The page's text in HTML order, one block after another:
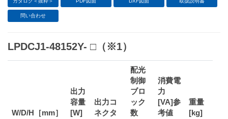
問い合わせ
LPDCJ1-48152Y- □（※1）
W/D/H［mm］
出力
容量
[W]
出力コ
ネクタ
配光
制御
ブロ
ック
数
消費電
力
[VA]参
考値
重量
[kg]